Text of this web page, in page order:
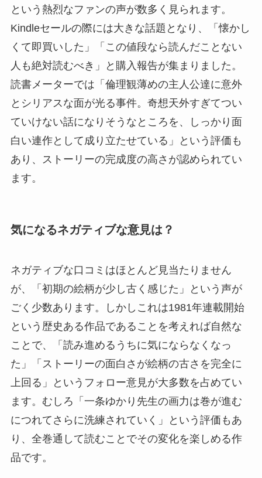
という熱烈なファンの声が数多く見られます。
Kindleセールの際には大きな話題となり、「懐かし
くて即買いした」「この値段なら読んだことない
人も絶対読むべき」と購入報告が集まりました。
読書メーターでは「倫理観薄めの主人公達に意外
とシリアスな面が光る事件。奇想天外すぎてつい
ていけない話になりそうなところを、しっかり面
白い連作として成り立たせている」という評価も
あり、ストーリーの完成度の高さが認められてい
ます。
気になるネガティブな意見は？
ネガティブな口コミはほとんど見当たりません
が、「初期の絵柄が少し古く感じた」という声が
ごく少数あります。しかしこれは1981年連載開始
という歴史ある作品であることを考えれば自然な
ことで、「読み進めるうちに気にならなくなっ
た」「ストーリーの面白さが絵柄の古さを完全に
上回る」というフォロー意見が大多数を占めてい
ます。むしろ「一条ゆかり先生の画力は巻が進む
につれてさらに洗練されていく」という評価もあ
り、全巻通して読むことでその変化を楽しめる作
品です。